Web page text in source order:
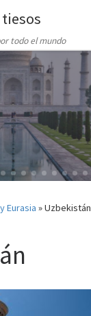
todo el mundo
Eurasia »Uzbekistán